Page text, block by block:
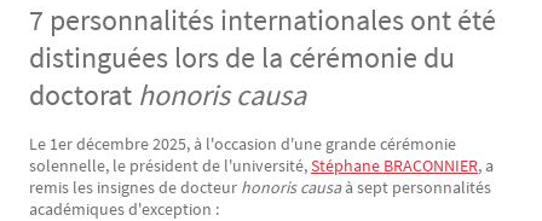
7 personnalités internationales ont été
distinguées lors de la cérémonie du
doctorat honoris causa
Texte
Le 1er décembre 2025, à l'occasion d'une grande cérémonie
solennelle, le président de l'université,Stéphane BRACONNIER, a
remis les insignes de docteur honoris causaà sept personnalités
académiques d'exception :